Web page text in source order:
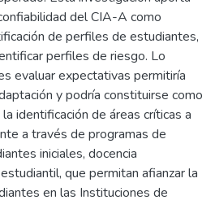
del CIA-A como
de perfiles de estudiantes,
perfiles de riesgo. Lo
evaluar expectativas permitiría
y podría constituirse como
identificación de áreas críticas a
a través de programas de
iniciales, docencia
que permitan afianzar la
en las Instituciones de